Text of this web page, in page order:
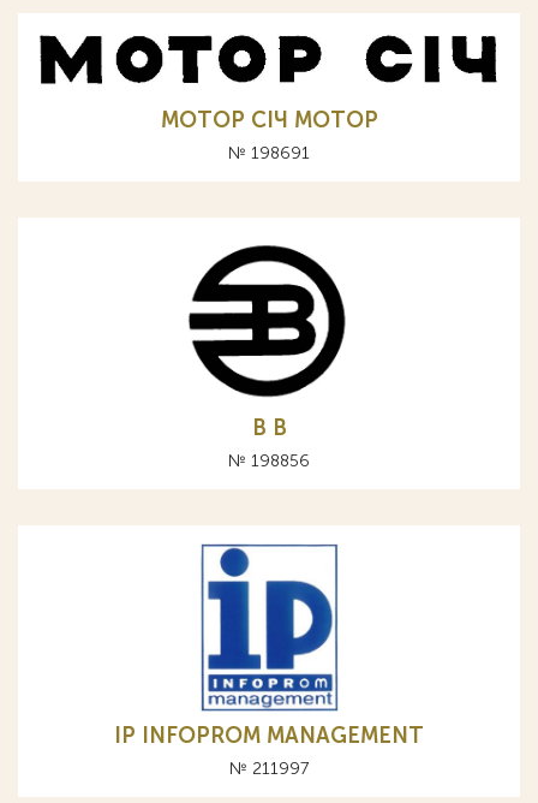
МОТОР СIЧ MOTOP
№ 198691
В B
№ 198856
IP INFOPROM MANAGEMENT
№ 211997